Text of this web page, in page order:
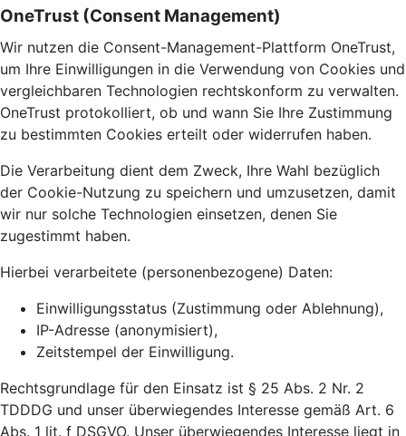
OneTrust (Consent Management)
Wir nutzen die Consent-Management-Plattform OneTrust,
um Ihre Einwilligungen in die Verwendung von Cookies und
vergleichbaren Technologien rechtskonform zu verwalten.
OneTrust protokolliert, ob und wann Sie Ihre Zustimmung
zu bestimmten Cookies erteilt oder widerrufen haben.
Die Verarbeitung dient dem Zweck, Ihre Wahl bezüglich
der Cookie-Nutzung zu speichern und umzusetzen, damit
wir nur solche Technologien einsetzen, denen Sie
zugestimmt haben.
Hierbei verarbeitete (personenbezogene) Daten:
Einwilligungsstatus (Zustimmung oder Ablehnung),
IP-Adresse (anonymisiert),
Zeitstempel der Einwilligung.
Rechtsgrundlage für den Einsatz ist § 25 Abs. 2 Nr. 2
TDDDG und unser überwiegendes Interesse gemäß Art. 6
Abs. 1 lit. f DSGVO. Unser überwiegendes Interesse liegt in